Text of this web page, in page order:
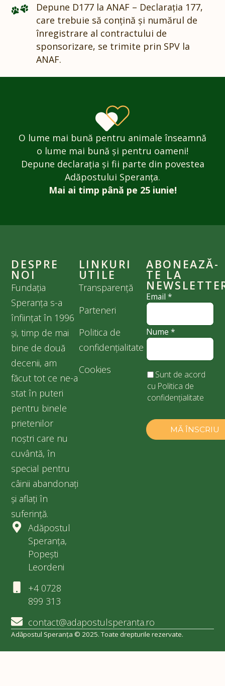
Depune D177 la ANAF – Declarația 177,
care trebuie să conțină și numărul de
înregistrare al contractului de
sponsorizare, se trimite prin SPV la
ANAF.
O lume mai bună pentru animale înseamnă
o lume mai bună și pentru oameni!
Depune declarația și fii parte din povestea
Adăpostului Speranța.
Mai ai timp până pe 25 iunie!
DESPRE
NOI
Fundația
Speranța s-a
înființat în 1996
și, timp de mai
bine de două
decenii, am
făcut tot ce ne-a
stat în puteri
pentru binele
prietenilor
noștri care nu
cuvântă, în
special pentru
câinii abandonați
și aflați în
suferință.
Adăpostul
Speranța,
Popești
Leordeni
+4 0728
899 313
contact@adapostulsperanta.ro
LINKURI
UTILE
Transparență
Parteneri
Politica de
confidențialitate
Cookies
ABONEAZĂ-
TE LA
Email*
Nume*
Sunt de acord
cu Politica de
confidențialitate
Adăpostul Speranța © 2025. Toate drepturile rezervate.